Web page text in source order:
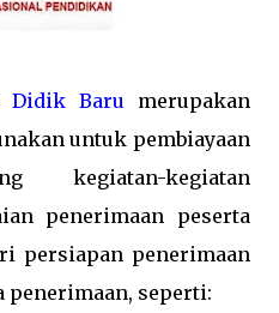
Didik Baru merupakan
untuk pembiayaan
kegiatan-kegiatan
penerimaan peserta
persiapan penerimaan
penerimaan, seperti: